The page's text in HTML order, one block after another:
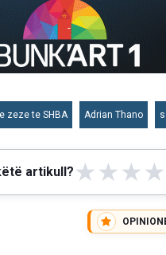
zeze te SHBA Adrian Thano
artikull? ★★★★